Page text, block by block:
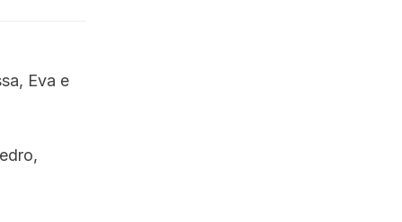
Eva e